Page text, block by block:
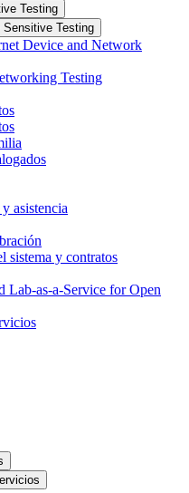
Testing
Testing
Device and Network
Testing
asistencia
sistema y contratos
as-a-Service for Open